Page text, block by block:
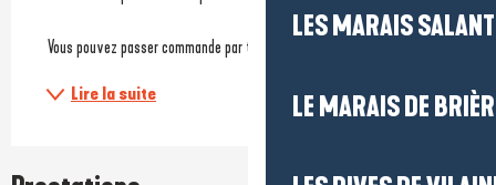
LES MARAIS
LE MARAIS DE
Vous pouvez passer commande par téléphone, messages privés sur...
Lire la suite